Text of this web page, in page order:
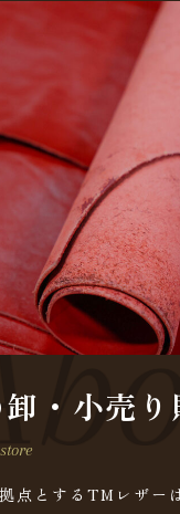
・小売
点とするTMレザー